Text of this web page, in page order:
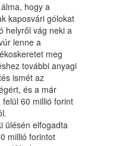
hogy a
kaposvári gólokat
helyről vág neki a
lenne a
meg
további anyagi
ismét az
és a már
60 millió forint
ülésén elfogadta
millió forintot